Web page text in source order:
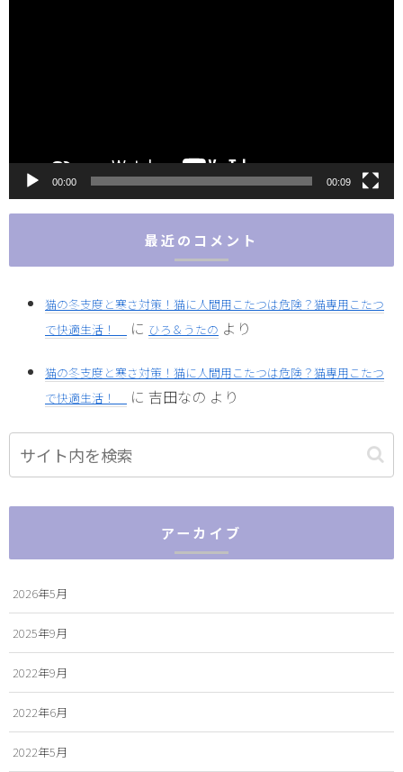
00:00 00:09
最近のコメント
猫の冬支度と寒さ対策！猫に人間用こたつは危険？猫専用こたつ
で快適生活！
に ひろ＆うたの より
猫の冬支度と寒さ対策！猫に人間用こたつは危険？猫専用こたつ
で快適生活！
に 吉田なの より
アーカイブ
2026年5月
2025年9月
2022年9月
2022年6月
2022年5月